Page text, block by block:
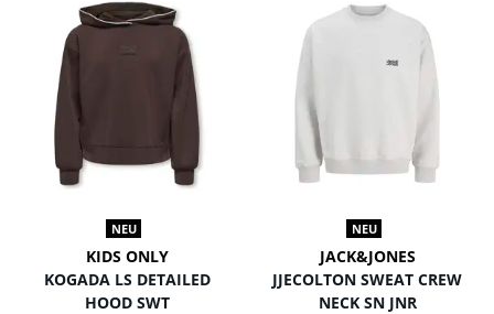
NEU
KIDS ONLY
KOGADA LS DETAILED
HOOD SWT
NEU
JACK&JONES
JJECOLTON SWEAT CREW
NECK SN JNR